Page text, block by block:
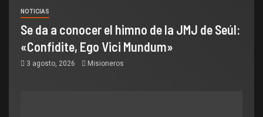
NOTICIAS
Se da a conocer el himno de la JMJ de Seúl:
«Confidite, Ego Vici Mundum»
3 agosto, 2026 Misioneros